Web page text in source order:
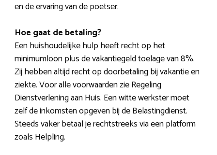
en de ervaring van de poetser.
Hoe gaat de betaling?
Een huishoudelijke hulp heeft recht op het
minimumloon plus de vakantiegeld toelage van 8%.
Zij hebben altijd recht op doorbetaling bij vakantie en
ziekte. Voor alle voorwaarden zie Regeling
Dienstverlening aan Huis. Een witte werkster moet
zelf de inkomsten opgeven bij de Belastingdienst.
Steeds vaker betaal je rechtstreeks via een platform
zoals Helpling.